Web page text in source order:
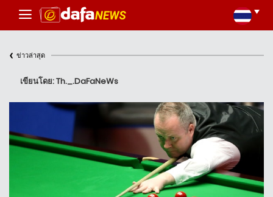
‹ ข่าวล่าสุด
เขียนโดย: Th._.DaFaNeWs